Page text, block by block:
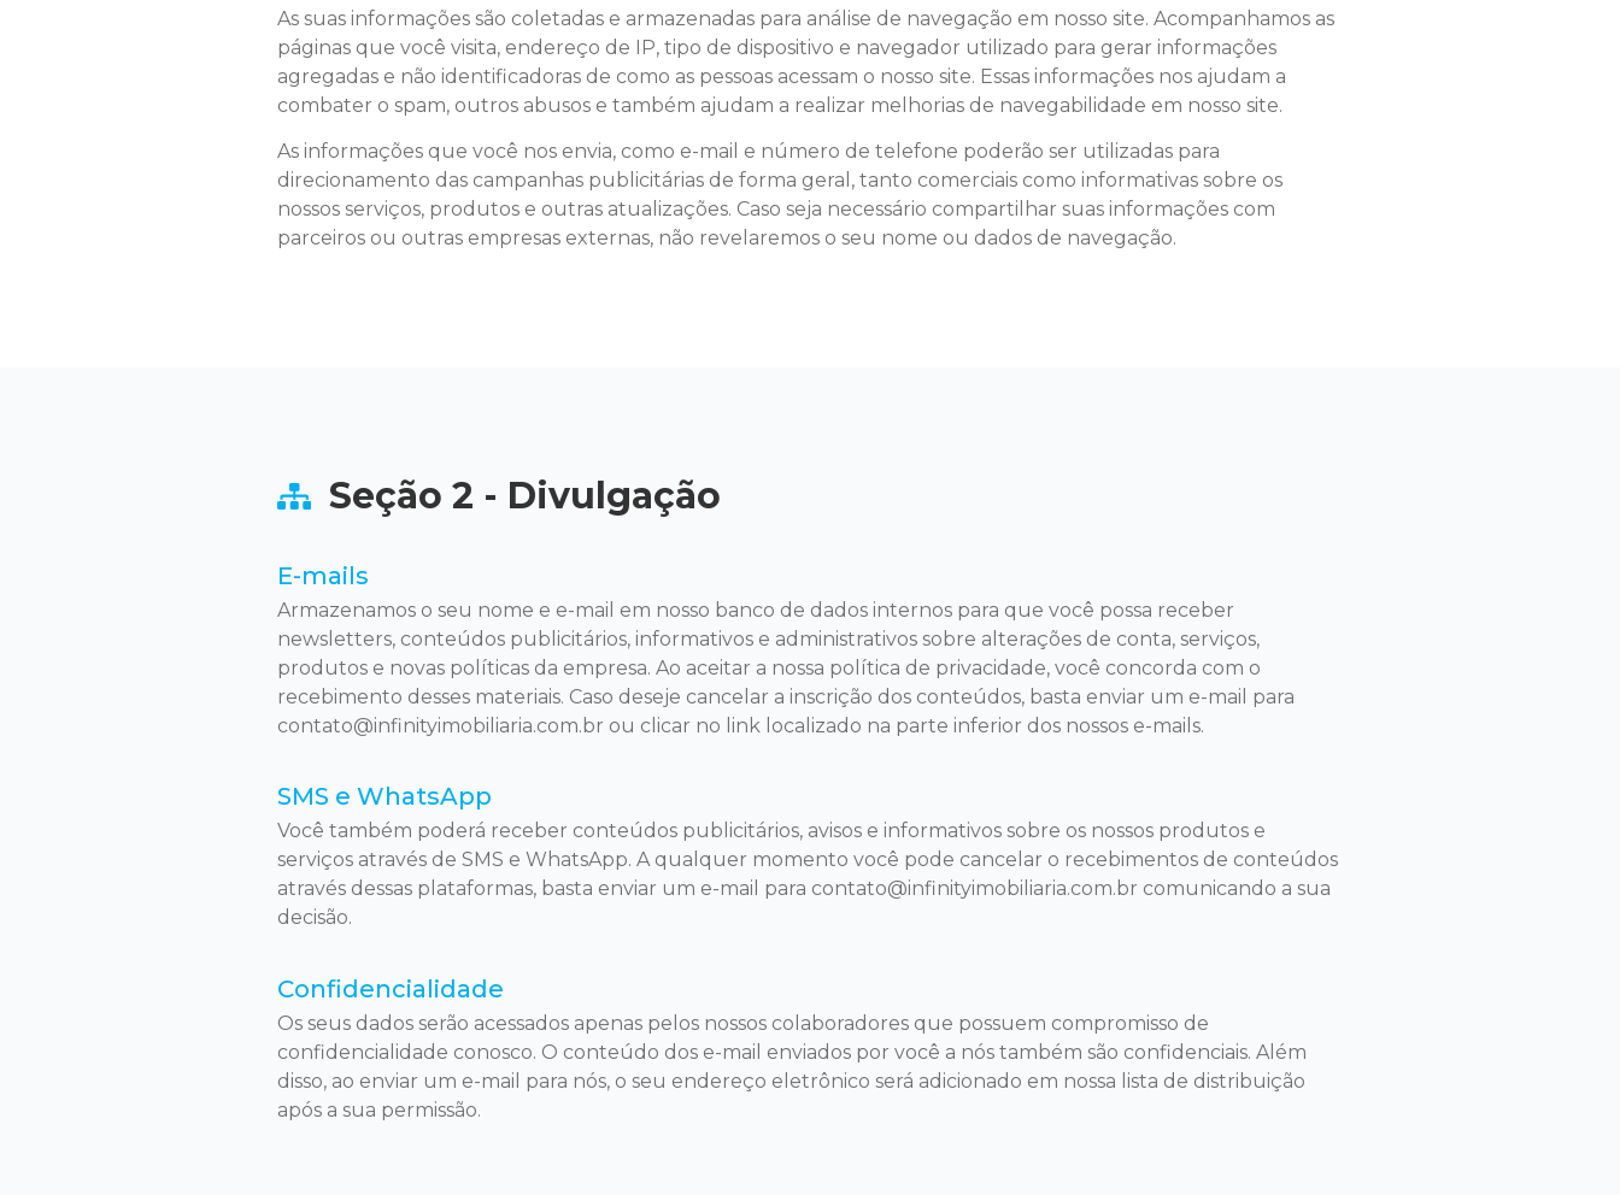
As suas informações são coletadas e armazenadas para análise de navegação em nosso site. Acompanhamos as
páginas que você visita, endereço de IP, tipo de dispositivo e navegador utilizado para gerar informações
agregadas e não identificadoras de como as pessoas acessam o nosso site. Essas informações nos ajudam a
combater o spam, outros abusos e também ajudam a realizar melhorias de navegabilidade em nosso site.
As informações que você nos envia, como e-mail e número de telefone poderão ser utilizadas para
direcionamento das campanhas publicitárias de forma geral, tanto comerciais como informativas sobre os
nossos serviços, produtos e outras atualizações. Caso seja necessário compartilhar suas informações com
parceiros ou outras empresas externas, não revelaremos o seu nome ou dados de navegação.
Seção 2 - Divulgação
E-mails
Armazenamos o seu nome e e-mail em nosso banco de dados internos para que você possa receber
newsletters, conteúdos publicitários, informativos e administrativos sobre alterações de conta, serviços,
produtos e novas políticas da empresa. Ao aceitar a nossa política de privacidade, você concorda com o
recebimento desses materiais. Caso deseje cancelar a inscrição dos conteúdos, basta enviar um e-mail para
contato@infinityimobiliaria.com.br ou clicar no link localizado na parte inferior dos nossos e-mails.
SMS e WhatsApp
Você também poderá receber conteúdos publicitários, avisos e informativos sobre os nossos produtos e
serviços através de SMS e WhatsApp. A qualquer momento você pode cancelar o recebimentos de conteúdos
através dessas plataformas, basta enviar um e-mail para contato@infinityimobiliaria.com.br comunicando a sua
decisão.
Confidencialidade
Os seus dados serão acessados apenas pelos nossos colaboradores que possuem compromisso de
confidencialidade conosco. O conteúdo dos e-mail enviados por você a nós também são confidenciais. Além
disso, ao enviar um e-mail para nós, o seu endereço eletrônico será adicionado em nossa lista de distribuição
após a sua permissão.